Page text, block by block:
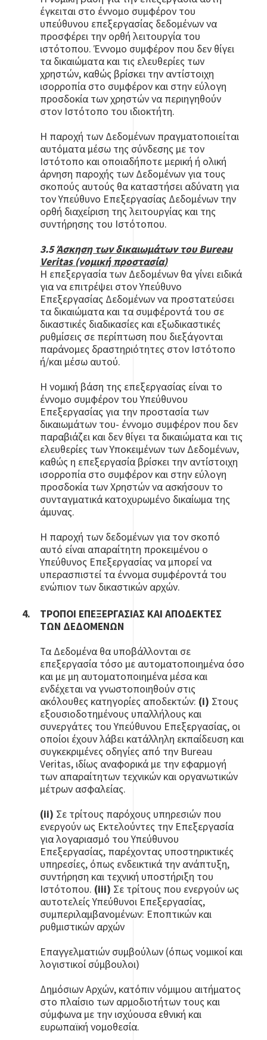
έγκειται στο έννομο συμφέρον του
υπεύθυνου επεξεργασίας δεδομένων να
προσφέρει την ορθή λειτουργία του
ιστότοπου. Έννομο συμφέρον που δεν θίγει
τα δικαιώματα και τις ελευθερίες των
χρηστών, καθώς βρίσκει την αντίστοιχη
ισορροπία στο συμφέρον και στην εύλογη
προσδοκία των χρηστών να περιηγηθούν
στον Ιστότοπο του ιδιοκτήτη.
Η παροχή των Δεδομένων πραγματοποιείται
αυτόματα μέσω της σύνδεσης με τον
Ιστότοπο και οποιαδήποτε μερική ή ολική
άρνηση παροχής των Δεδομένων για τους
σκοπούς αυτούς θα καταστήσει αδύνατη για
τον Υπεύθυνο Επεξεργασίας Δεδομένων την
ορθή διαχείριση της λειτουργίας και της
συντήρησης του Ιστότοπου.
3.5Άσκηση των δικαιωμάτων του Bureau
Veritas (νομική προστασία)
Η επεξεργασία των Δεδομένων θα γίνει ειδικά
για να επιτρέψει στον Υπεύθυνο
Επεξεργασίας Δεδομένων να προστατεύσει
τα δικαιώματα και τα συμφέροντά του σε
δικαστικές διαδικασίες και εξωδικαστικές
ρυθμίσεις σε περίπτωση που διεξάγονται
παράνομες δραστηριότητες στον Ιστότοπο
ή/και μέσω αυτού.
Η νομική βάση της επεξεργασίας είναι το
έννομο συμφέρον του Υπεύθυνου
Επεξεργασίας για την προστασία των
δικαιωμάτων του- έννομο συμφέρον που δεν
παραβιάζει και δεν θίγει τα δικαιώματα και τις
ελευθερίες των Υποκειμένων των Δεδομένων,
καθώς η επεξεργασία βρίσκει την αντίστοιχη
ισορροπία στο συμφέρον και στην εύλογη
προσδοκία των Χρηστών να ασκήσουν το
συνταγματικά κατοχυρωμένο δικαίωμα της
άμυνας.
Η παροχή των δεδομένων για τον σκοπό
αυτό είναι απαραίτητη προκειμένου ο
Υπεύθυνος Επεξεργασίας να μπορεί να
υπερασπιστεί τα έννομα συμφέροντά του
ενώπιον των δικαστικών αρχών.
ΤΡΟΠΟΙ ΕΠΕΞΕΡΓΑΣΙΑΣ ΚΑΙ ΑΠΟΔΕΚΤΕΣ
ΤΩΝ ΔΕΔΟΜΕΝΩΝ
Τα Δεδομένα θα υποβάλλονται σε
επεξεργασία τόσο με αυτοματοποιημένα όσο
και με μη αυτοματοποιημένα μέσα και
ενδέχεται να γνωστοποιηθούν στις
ακόλουθες κατηγορίες αποδεκτών: (i) Στους
εξουσιοδοτημένους υπαλλήλους και
συνεργάτες του Υπεύθυνου Επεξεργασίας, οι
οποίοι έχουν λάβει κατάλληλη εκπαίδευση και
συγκεκριμένες οδηγίες από την Bureau
Veritas, ιδίως αναφορικά με την εφαρμογή
των απαραίτητων τεχνικών και οργανωτικών
μέτρων ασφαλείας.
(ii) Σε τρίτους παρόχους υπηρεσιών που
ενεργούν ως Εκτελούντες την Επεξεργασία
για λογαριασμό του Υπεύθυνου
Επεξεργασίας, παρέχοντας υποστηρικτικές
υπηρεσίες, όπως ενδεικτικά την ανάπτυξη,
συντήρηση και τεχνική υποστήριξη του
Ιστότοπου. (iii) Σε τρίτους που ενεργούν ως
αυτοτελείς Υπεύθυνοι Επεξεργασίας,
συμπεριλαμβανομένων: Εποπτικών και
ρυθμιστικών αρχών
Επαγγελματιών συμβούλων (όπως νομικοί και
λογιστικοί σύμβουλοι)
Δημόσιων Αρχών, κατόπιν νόμιμου αιτήματος
στο πλαίσιο των αρμοδιοτήτων τους και
σύμφωνα με την ισχύουσα εθνική και
ευρωπαϊκή νομοθεσία.